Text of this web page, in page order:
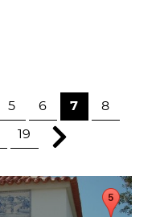
5 6 7 8
19